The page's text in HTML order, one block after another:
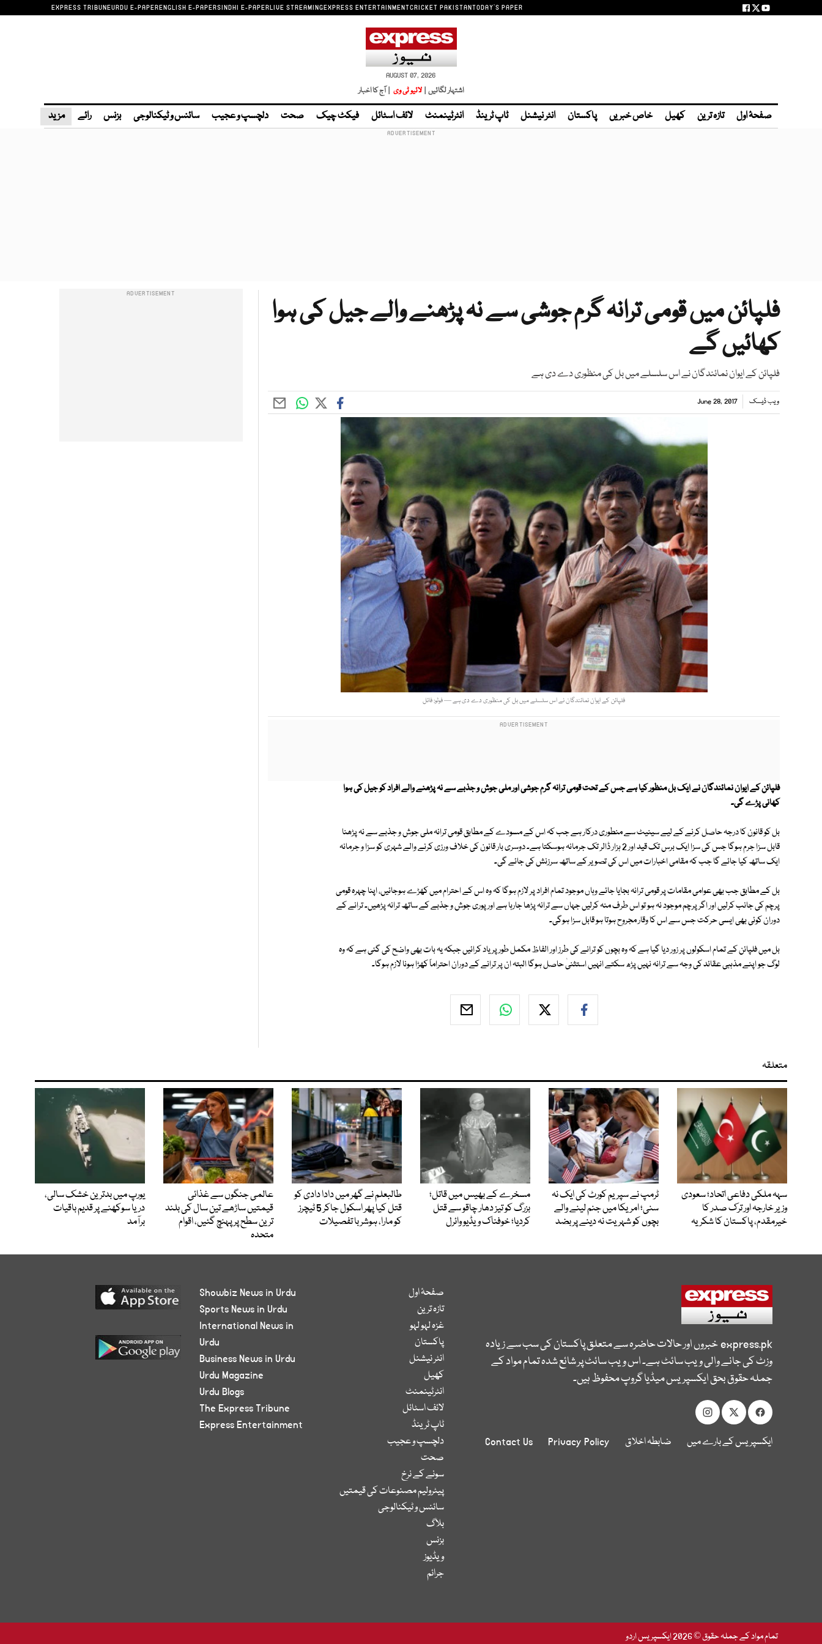
EXPRESS TRIBUNEURDU E-PAPERENGLISH E-PAPERSINDHI E-PAPERLIVE STREAMINGEXPRESS ENTERTAINMENTCRICKET PAKISTANTODAY'S PAPER
AUGUST 07, 2026
اشتہار لگائیں | لائیو ٹی وی | آج کا اخبار
صفحۂ اول تازہ ترین کھیل خاص خبریں پاکستان انٹر نیشنل ٹاپ ٹرینڈ انٹرٹینمنٹ لائف اسٹائل فیکٹ چیک صحت دلچسپ و عجیب سائنس و ٹیکنالوجی بزنس رائے مزید
فلپائن میں قومی ترانہ گرم جوشی سے نہ پڑھنے والے جیل کی ہوا
کھائیں گے
فلپائن کے ایوان نمائندگان نے اس سلسلے میں بل کی منظوری دے دی ہے
ویب ڈیسک June 28, 2017
فلپائن کے ایوان نمائندگان نے اس سلسلے میں بل کی منظوری دے دی ہے — فوٹو: فائل
فلپائن کے ایوان نمائندگان نے ایک بل منظور کیا ہے جس کے تحت قومی ترانہ گرم جوشی اور ملی جوش و جذبے سے نہ پڑھنے والے افراد کو جیل کی ہوا
کھانی پڑے گی۔
بل کو قانون کا درجہ حاصل کرنے کے لیے سینیٹ سے منطوری درکار ہے جب کہ اس کے مسودے کے مطابق قومی ترانہ ملی جوش و جذبے سے نہ پڑھنا
قابل سزا جرم ہوگا جس کی سزا ایک برس تک قید اور 2 ہزار ڈالر تک جرمانہ ہوسکتا ہے۔ دوسری بار قانون کی خلاف ورزی کرنے والے شہری کو سزا و جرمانہ
ایک ساتھ کیا جائے گا جب کہ مقامی اخبارات میں اس کی تصویر کے ساتھ سرزنش کی جائے گی۔
بل کے مطابق جب بھی عوامی مقامات پر قومی ترانہ بجایا جائے وہاں موجود تمام افراد پر لازم ہوگا کہ وہ اس کے احترام میں کھڑے ہوجائیں، اپنا چہرہ قومی
پرچم کی جانب کرلیں اور اگر پرچم موجود نہ ہو تو اس طرف منہ کرلیں جہاں سے ترانہ پڑھا جارہا ہے اور پوری جوش و جذبے کے ساتھ ترانہ پڑھیں۔ ترانے کے
دوران کوئی بھی ایسی حرکت جس سے اس کا وقار مجروح ہوتا ہو قابل سزا ہوگی۔
بل میں فلپائن کے تمام اسکولوں پر زور دیا گیا ہے کہ وہ بچوں کو ترانے کی طرز اور الفاظ مکمل طور پر یاد کرائیں جبکہ یہ بات بھی واضح کی گئی ہے کہ وہ
لوگ جو اپنے مذہبی عقائد کی وجہ سے ترانہ نہیں پڑھ سکتے انہیں استثنیٰ حاصل ہوگا البتہ ان پر ترانے کے دوران احتراماً کھڑا ہونا لازم ہوگا۔
متعلقہ
سہہ ملکی دفاعی اتحاد؛ سعودی
وزیر خارجہ اور ترک صدر کا
خیرمقدم، پاکستان کا شکریہ
ٹرمپ نے سپریم کورٹ کی ایک نہ
سنی؛ امریکا میں جنم لینے والے
بچوں کو شہریت نہ دینے پر بضد
مسخرے کے بھیس میں قاتل؛
بزرگ کو تیز دھار چاقو سے قتل
کردیا؛ خوفناک ویڈیو وائرل
طالبعلم نے گھر میں دادا دادی کو
قتل کیا پھر اسکول جاکر 5 ٹیچرز
کو مارا، ہوشربا تفصیلات
عالمی جنگوں سے غذائی
قیمتیں ساڑھے تین سال کی بلند
ترین سطح پر پہنچ گئیں، اقوام
متحدہ
یورپ میں بدترین خشک سالی،
دریا سوکھنے پر قدیم باقیات
برآمد
express.pkخبروں اور حالات حاضرہ سے متعلق پاکستان کی سب سے زیادہ
وزٹ کی جانے والی ویب سائٹ ہے۔ اس ویب سائٹ پر شائع شدہ تمام مواد کے
جملہ حقوق بحق ایکسپریس میڈیا گروپ محفوظ ہیں۔
ایکسپریس کے بارے میں ضابطہ اخلاق Privacy Policy
Contact Us
صفحۂ اول
تازہ ترین
غزہ لہو لہو
پاکستان
انٹر نیشنل
کھیل
انٹرٹینمنٹ
لائف اسٹائل
ٹاپ ٹرینڈ
دلچسپ و عجیب
صحت
سونے کے نرخ
پیٹرولیم مصنوعات کی قیمتیں
سائنس و ٹیکنالوجی
بلاگ
بزنس
ویڈیوز
جرائم
Showbiz News in Urdu
Sports News in Urdu
International News in
Urdu
Business News in Urdu
Urdu Magazine
Urdu Blogs
The Express Tribune
Express Entertainment
تمام مواد کے جملہ حقوق © 2026 ایکسپریس اردو